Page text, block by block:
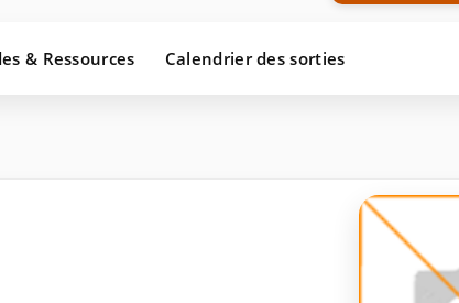
& Ressources Calendrier des sorties